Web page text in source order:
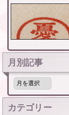
月別記事
月
記
事
カテゴリー